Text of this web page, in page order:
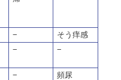
−
そう痒感
− −
− 頻尿